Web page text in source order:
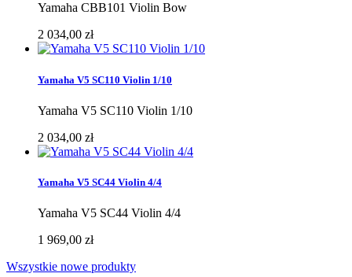
Yamaha CBB101 Violin Bow
2 034,00 zł
Yamaha V5 SC110 Violin 1/10
Yamaha V5 SC110 Violin 1/10
2 034,00 zł
Yamaha V5 SC44 Violin 4/4
Yamaha V5 SC44 Violin 4/4
1 969,00 zł
Wszystkie nowe produkty